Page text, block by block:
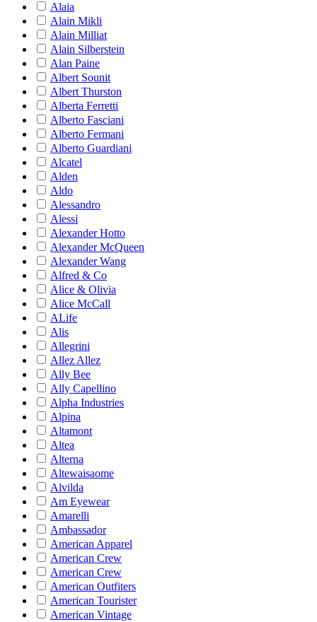
Alaia
Alain Mikli
Alain Milliat
Alain Silberstein
Alan Paine
Albert Sounit
Albert Thurston
Alberta Ferretti
Alberto Fasciani
Alberto Fermani
Alberto Guardiani
Alcatel
Alden
Aldo
Alessandro
Alessi
Alexander Hotto
Alexander McQueen
Alexander Wang
Alfred & Co
Alice & Olivia
Alice McCall
ALife
Alis
Allegrini
Allez Allez
Ally Bee
Ally Capellino
Alpha Industries
Alpina
Altamont
Altea
Alterna
Altewaisaome
Alvilda
Am Eyewear
Amarelli
Ambassador
American Apparel
American Crew
American Crew
American Outfiters
American Tourister
American Vintage